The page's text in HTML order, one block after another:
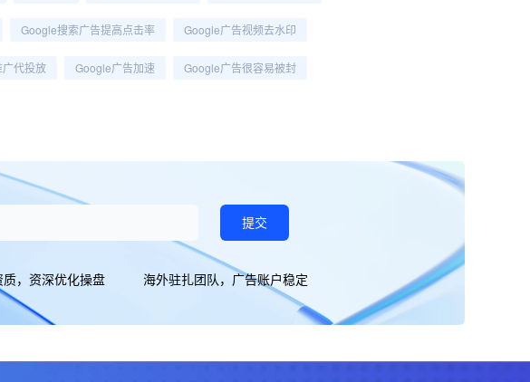
Google搜索广告提高点击率 Google广告视频去水印
代投放 Google广告加速 Google广告很容易被封
提交
，资深优化操盘 海外驻扎团队，广告账户稳定